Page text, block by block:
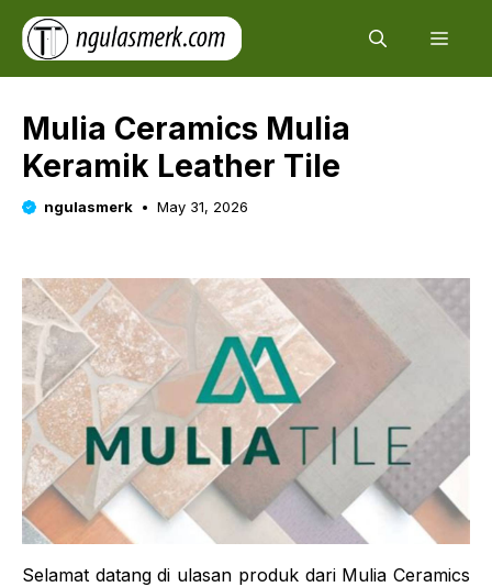
Skip
content
Mulia Ceramics Mulia
Keramik Leather Tile
ngulasmerk May 31, 2026
Selamat datang di ulasan produk dari Mulia Ceramics